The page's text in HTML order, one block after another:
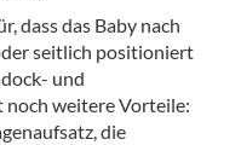
dass das Baby nach
seitlich positioniert
und
noch weitere Vorteile:
die